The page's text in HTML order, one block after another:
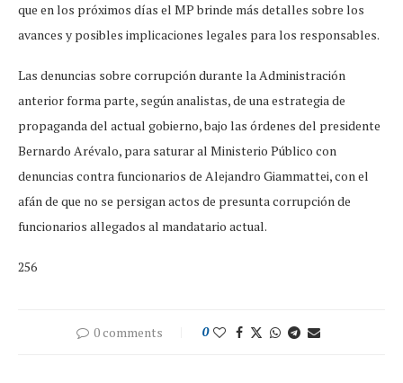
que en los próximos días el MP brinde más detalles sobre los
avances y posibles implicaciones legales para los responsables.
Las denuncias sobre corrupción durante la Administración
anterior forma parte, según analistas, de una estrategia de
propaganda del actual gobierno, bajo las órdenes del presidente
Bernardo Arévalo, para saturar al Ministerio Público con
denuncias contra funcionarios de Alejandro Giammattei, con el
afán de que no se persigan actos de presunta corrupción de
funcionarios allegados al mandatario actual.
256
0 comments 0